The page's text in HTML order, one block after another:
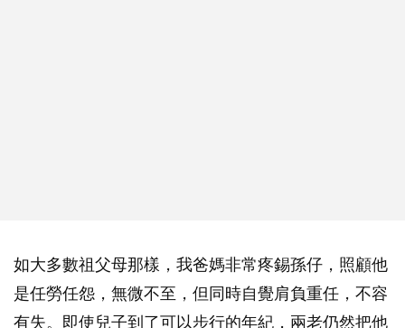
如大多數祖父母那樣，我爸媽非常疼錫孫仔，照顧他
是任勞任怨，無微不至，但同時自覺肩負重任，不容
有失。即使兒子到了可以步行的年紀，兩老仍然把他